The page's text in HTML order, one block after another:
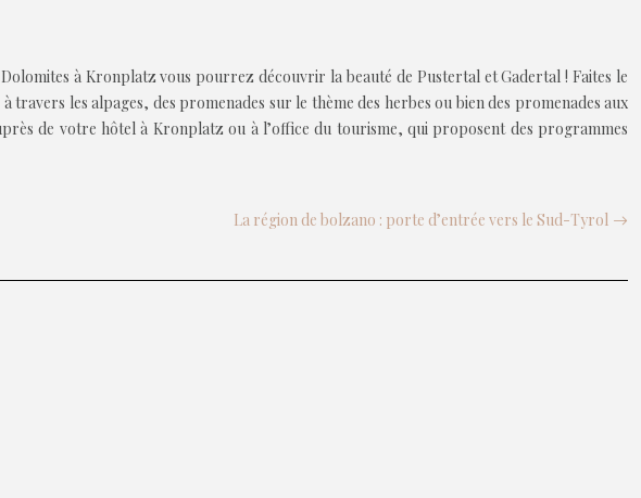
à Kronplatz vous pourrez découvrir la beauté de Pustertal et Gadertal ! Faites le
les alpages, des promenades sur le thème des herbes ou bien des promenades aux
de votre hôtel à Kronplatz ou à l’office du tourisme, qui proposent des programmes
La région de bolzano : porte d’entrée vers le Sud-Tyrol